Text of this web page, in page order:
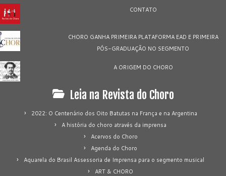
CONTATO
CHORO GANHA PRIMEIRA PLATAFORMA EAD E PRIMEIRA
PÓS-GRADUAÇÃO NO SEGMENTO
A ORIGEM DO CHORO
Leia na Revista do Choro
2022: O Centenário dos Oito Batutas na França e na Argentina
A história do choro através da imprensa
Acervos do Choro
Agenda do Choro
Aquarela do Brasil Assessoria de Imprensa para o segmento musical
ART & CHORO